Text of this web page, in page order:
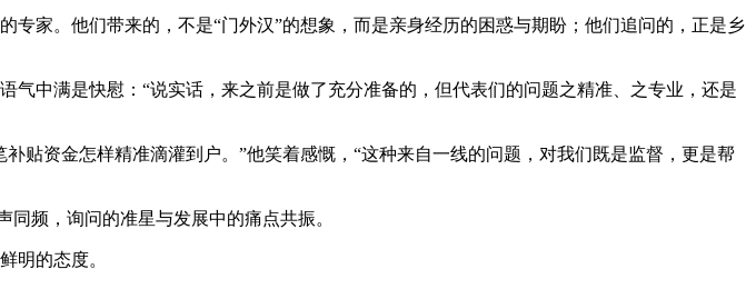
。他们带来的，不是“门外汉”的想象，而是亲身经历的困惑与期盼；他们追问的，正是乡
中满是快慰：“说实话，来之前是做了充分准备的，但代表们的问题之精准、之专业，还是
资金怎样精准滴灌到户。”他笑着感慨，“这种来自一线的问题，对我们既是监督，更是帮
频，询问的准星与发展中的痛点共振。
明的态度。